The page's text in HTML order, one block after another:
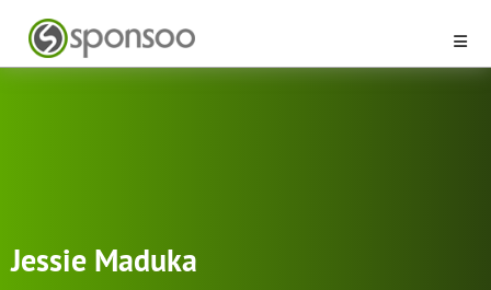
Jessie Maduka